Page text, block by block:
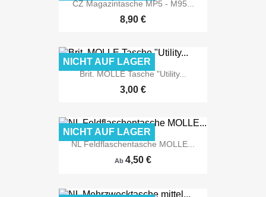
CZ Magazintasche MP5 - M95...
8,90 €
Brit. MOLLE Tasche "Utility...
3,00 €
NICHT AUF LAGER
NL Feldflaschentasche MOLLE...
Ab 4,50 €
NICHT AUF LAGER